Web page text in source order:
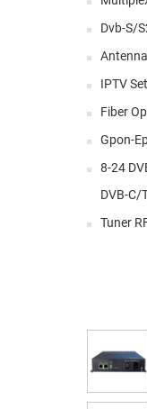
Dvb-S/
IPTV
Fiber
Gpon-
8-24
DVB-C/
Tuner